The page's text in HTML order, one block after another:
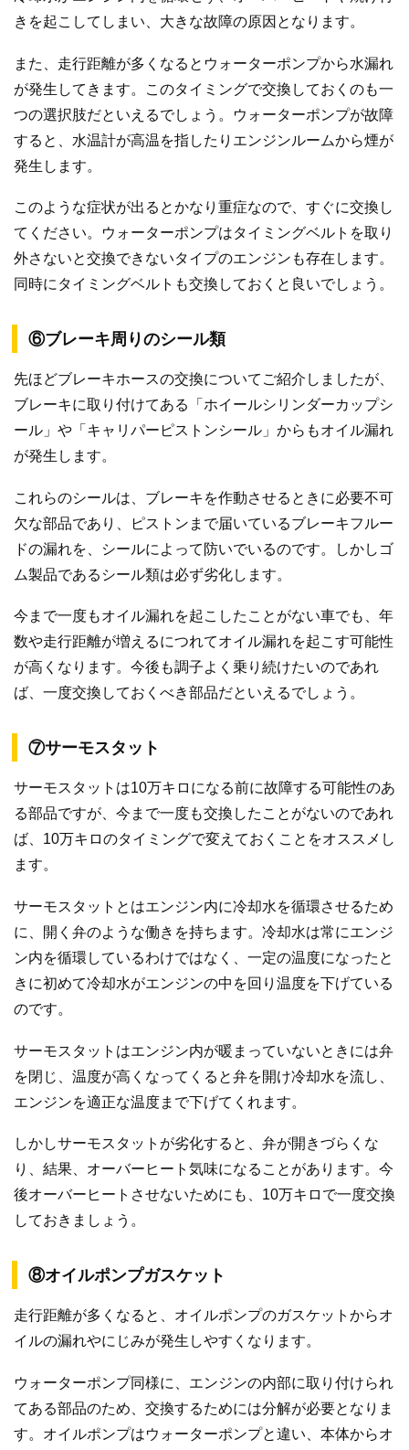
きを起こしてしまい、大きな故障の原因となります。
また、走行距離が多くなるとウォーターポンプから水漏れ
が発生してきます。このタイミングで交換しておくのも一
つの選択肢だといえるでしょう。ウォーターポンプが故障
すると、水温計が高温を指したりエンジンルームから煙が
発生します。
このような症状が出るとかなり重症なので、すぐに交換し
てください。ウォーターポンプはタイミングベルトを取り
外さないと交換できないタイプのエンジンも存在します。
同時にタイミングベルトも交換しておくと良いでしょう。
⑥ブレーキ周りのシール類
先ほどブレーキホースの交換についてご紹介しましたが、
ブレーキに取り付けてある「ホイールシリンダーカップシ
ール」や「キャリパーピストンシール」からもオイル漏れ
が発生します。
これらのシールは、ブレーキを作動させるときに必要不可
欠な部品であり、ピストンまで届いているブレーキフルー
ドの漏れを、シールによって防いでいるのです。しかしゴ
ム製品であるシール類は必ず劣化します。
今まで一度もオイル漏れを起こしたことがない車でも、年
数や走行距離が増えるにつれてオイル漏れを起こす可能性
が高くなります。今後も調子よく乗り続けたいのであれ
ば、一度交換しておくべき部品だといえるでしょう。
⑦サーモスタット
サーモスタットは10万キロになる前に故障する可能性のあ
る部品ですが、今まで一度も交換したことがないのであれ
ば、10万キロのタイミングで変えておくことをオススメし
ます。
サーモスタットとはエンジン内に冷却水を循環させるため
に、開く弁のような働きを持ちます。冷却水は常にエンジ
ン内を循環しているわけではなく、一定の温度になったと
きに初めて冷却水がエンジンの中を回り温度を下げている
のです。
サーモスタットはエンジン内が暖まっていないときには弁
を閉じ、温度が高くなってくると弁を開け冷却水を流し、
エンジンを適正な温度まで下げてくれます。
しかしサーモスタットが劣化すると、弁が開きづらくな
り、結果、オーバーヒート気味になることがあります。今
後オーバーヒートさせないためにも、10万キロで一度交換
しておきましょう。
⑧オイルポンプガスケット
走行距離が多くなると、オイルポンプのガスケットからオ
イルの漏れやにじみが発生しやすくなります。
ウォーターポンプ同様に、エンジンの内部に取り付けられ
てある部品のため、交換するためには分解が必要となりま
す。オイルポンプはウォーターポンプと違い、本体からオ